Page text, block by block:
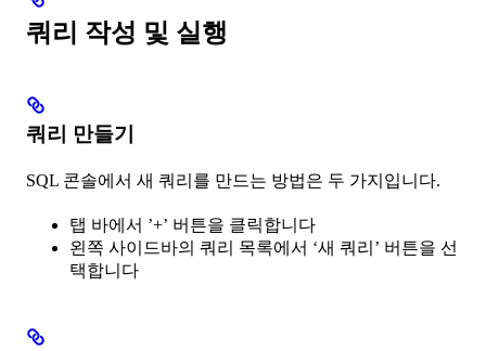
쿼리 작성 및 실행
쿼리 만들기
SQL 콘솔에서 새 쿼리를 만드는 방법은 두 가지입니다.
탭 바에서 ’+’ 버튼을 클릭합니다
왼쪽 사이드바의 쿼리 목록에서 ‘새 쿼리’ 버튼을 선
택합니다